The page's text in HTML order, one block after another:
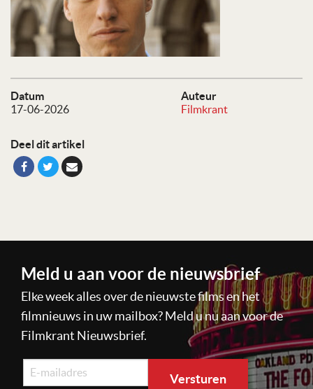
Datum
17-06-2026
Auteur
Filmkrant
Deel dit artikel
Meld u aan voor de nieuwsbrief
Elke week alles over de nieuwste films en het
filmnieuws in uw mailbox? Meld u nu aan voor de
Filmkrant Nieuwsbrief.